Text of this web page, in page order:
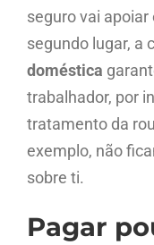
seguro vai
segundo lugar, a
doméstica
trabalhador, por
tratamento da
exemplo, não
sobre ti.
Pagar